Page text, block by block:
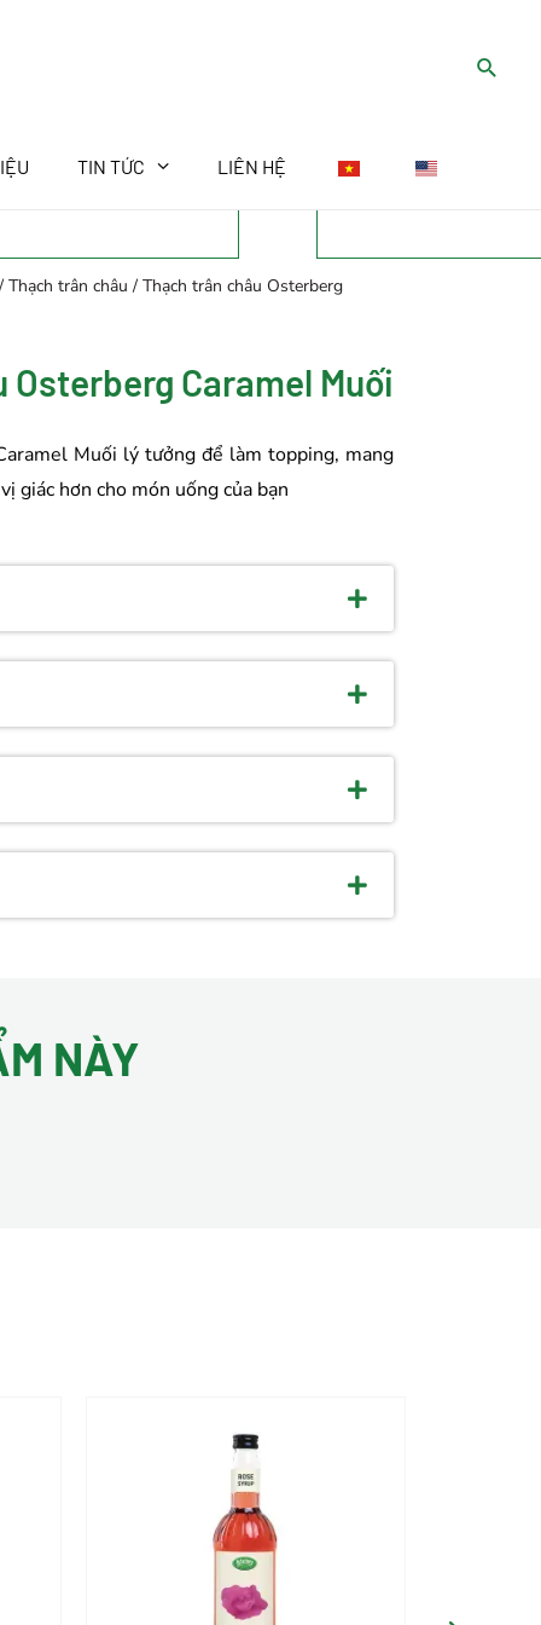
TIN TỨC LIÊN HỆ
Thạch trân châu / Thạch trân châu Osterberg
Caramel Muối
Muối lý tưởng để làm topping, mang
giác hơn cho món uống của bạn
NÀY